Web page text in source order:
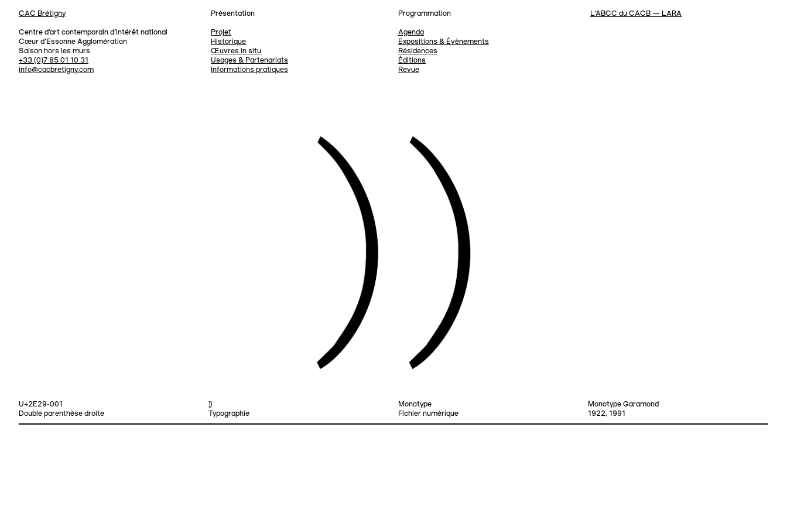
CAC Brétigny
Navigation
L’ABCC du CACB — LARA
Présentation
Projet
Historique
Œuvres in situ
Usages & Partenariats
Informations pratiques
Programmation
Agenda
Expositions & Évènements
Résidences
Éditions
Revue
Centre d’art contemporain d’intérêt national
Cœur d’Essonne Agglomération
Saison hors les murs
+33 (0)7 85 01 10 31
info@cacbretigny.com
U+2E29-001
Double parenthèse droite
⸩
Typographie
Monotype
Fichier numérique
Monotype Garamond
1922, 1991